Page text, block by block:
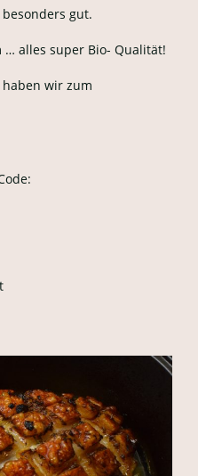
gut.
… alles super Bio- Qualität!
haben wir zum